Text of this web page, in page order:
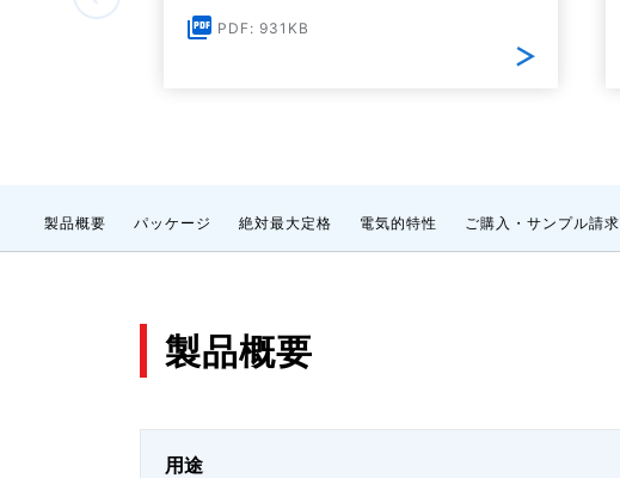
PDF: 931KB
製品概要 パッケージ 絶対最大定格 電気的特性 ご購入・サンプル請求
製品概要
用途